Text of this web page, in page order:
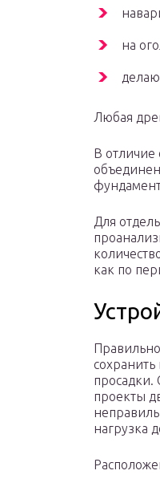
на
Любая
В отличие
Для
как по
сохранить
просадки.
проекты
нагрузка